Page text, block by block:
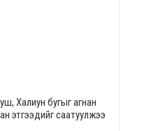
Халиун бугыг агнан
этгээдийг саатуулжээ